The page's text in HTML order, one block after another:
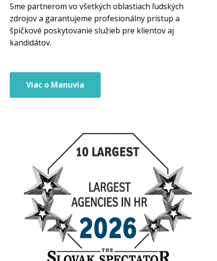
Sme partnerom vo všetkých oblastiach ľudských
zdrojov a garantujeme profesionálny prístup a
špičkové poskytovanie služieb pre klientov aj
kandidátov.
Viac o Manuvia